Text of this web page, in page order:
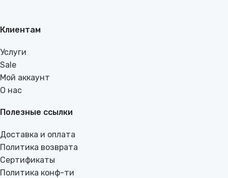
Клиентам
Услуги
Sale
Мой аккаунт
О нас
Полезные ссылки
Доставка и оплата
Политика возврата
Сертификаты
Политика конф-ти